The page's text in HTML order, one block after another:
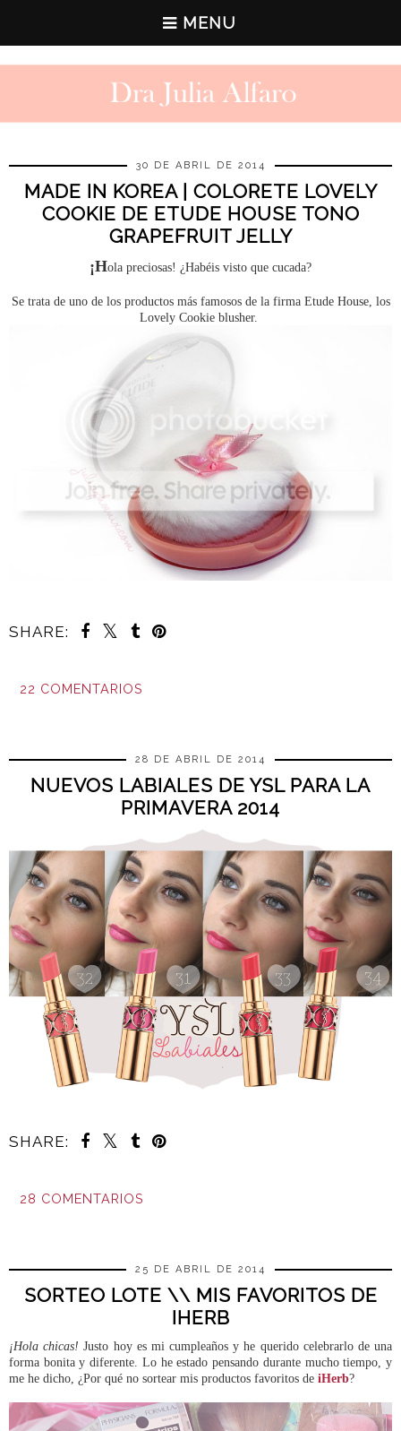
MENU
30 DE ABRIL DE 2014
MADE IN KOREA | COLORETE LOVELY
COOKIE DE ETUDE HOUSE TONO
GRAPEFRUIT JELLY
¡Hola preciosas! ¿Habéis visto que cucada?
Se trata de uno de los productos más famosos de la firma Etude House, los
Lovely Cookie blusher.
SHARE:
22 COMENTARIOS
28 DE ABRIL DE 2014
NUEVOS LABIALES DE YSL PARA LA
PRIMAVERA 2014
SHARE:
28 COMENTARIOS
25 DE ABRIL DE 2014
SORTEO LOTE \\ MIS FAVORITOS DE
IHERB
¡Hola chicas! Justo hoy es mi cumpleaños y he querido celebrarlo de una
forma bonita y diferente. Lo he estado pensando durante mucho tiempo, y
me he dicho, ¿Por qué no sortear mis productos favoritos de iHerb?